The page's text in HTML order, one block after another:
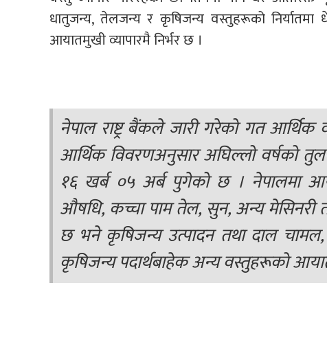
धातुजन्य, तेलजन्य र कृषिजन्य वस्तुहरूको निर्यातमा
आयातमुखी व्यापारमै निर्भर छ ।
नेपाल राष्ट्र बैंकले जारी गरेको गत
आर्थिक विवरणअनुसार अघिल्लो वर्षको
१६ खर्ब ०५ अर्ब पुगेको छ । नेपालमा
औषधि, कच्चा पाम तेल, सुन, अन्य मेसिनरी
छ भने कृषिजन्य उत्पादन तथा दाल
कृषिजन्य पदार्थबाहेक अन्य वस्तुहरूको